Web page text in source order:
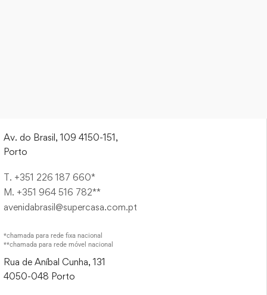
Av. do Brasil, 109 4150-151,
Porto
T. +351 226 187 660*
M. +351 964 516 782**
avenidabrasil@supercasa.com.pt
*chamada para rede fixa nacional
**chamada para rede móvel nacional
Rua de Aníbal Cunha, 131
4050-048 Porto